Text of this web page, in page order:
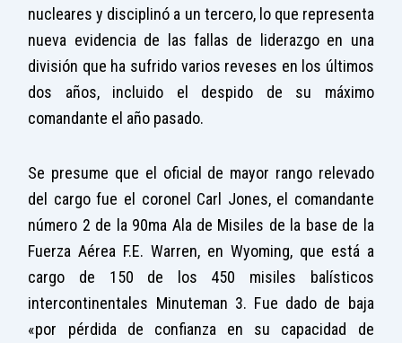
nucleares y disciplinó a un tercero, lo que representa
nueva evidencia de las fallas de liderazgo en una
división que ha sufrido varios reveses en los últimos
dos años, incluido el despido de su máximo
comandante el año pasado.
Se presume que el oficial de mayor rango relevado
del cargo fue el coronel Carl Jones, el comandante
número 2 de la 90ma Ala de Misiles de la base de la
Fuerza Aérea F.E. Warren, en Wyoming, que está a
cargo de 150 de los 450 misiles balísticos
intercontinentales Minuteman 3. Fue dado de baja
«por pérdida de confianza en su capacidad de